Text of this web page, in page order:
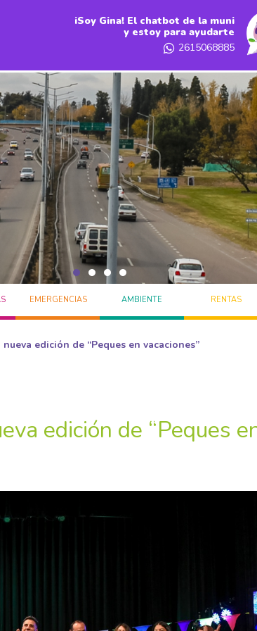
iSoy Gina! El chatbot de la muni
y estoy para ayudarte
2615068885
EMERGENCIAS AMBIENTE RENTAS
edición de “Peques en vacaciones”
edición de “Peques